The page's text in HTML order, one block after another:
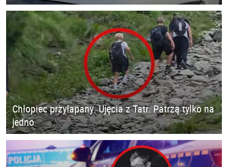
Chłopiec przyłapany. Ujęcia z Tatr. Patrzą tylko na
jedno